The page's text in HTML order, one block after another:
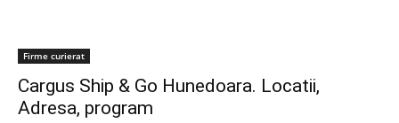
Firme curierat
Cargus Ship & Go Hunedoara. Locatii,
Adresa, program